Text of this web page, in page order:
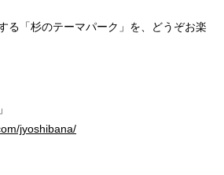
る「杉のテーマパーク」を、どうぞお楽
jyoshibana/